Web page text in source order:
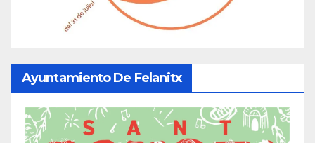
Ayuntamiento De Felanitx